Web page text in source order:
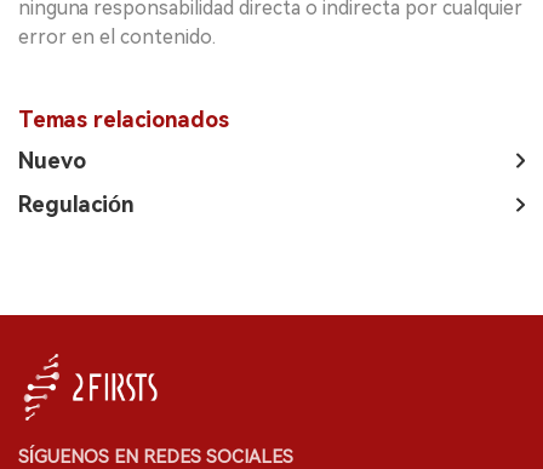
ninguna responsabilidad directa o indirecta por cualquier
error en el contenido.
Temas relacionados
Nuevo
Regulación
SÍGUENOS EN REDES SOCIALES